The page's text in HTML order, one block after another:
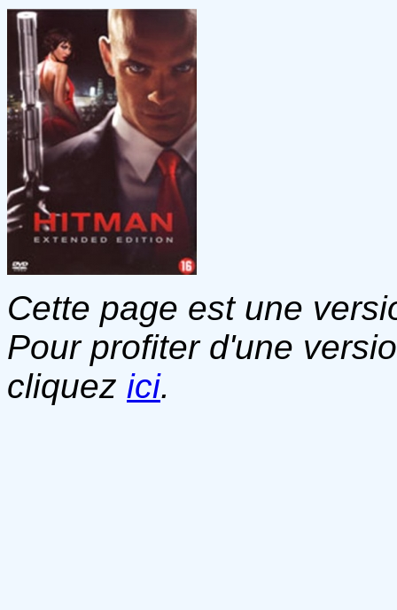
Cette page est une
Pour profiter d'une
cliquez ici.